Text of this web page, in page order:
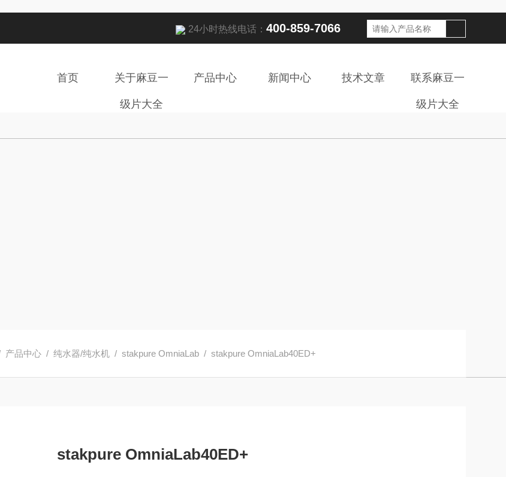
24小时热线电话： 400-859-7066
首页 关于麻豆一
级片大全
产品中心 新闻中心 技术文章 联系麻豆一
级片大全
产品中心 /纯水器/纯水机 /stakpure OmniaLab / stakpure OmniaLab40ED+
stakpure OmniaLab40ED+